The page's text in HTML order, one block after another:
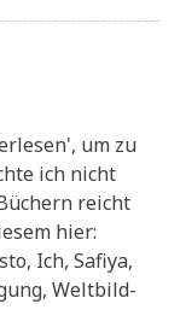
um zu
ich nicht
reicht
hier:
Ich, Safi­ya,
Welt­bild-